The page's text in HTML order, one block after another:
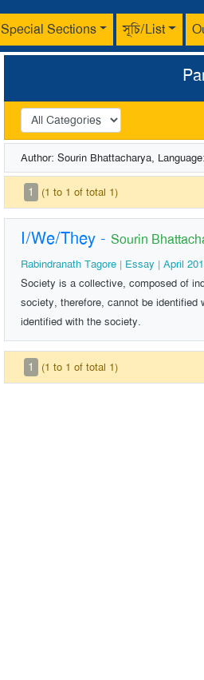
Special Sections সূচি/List
Author: Sourin Bhattacharya,
1 (1 to 1 of total 1)
I/We/They - Sourin
Rabindranath Tagore | Essay | April
Society is a collective, composed of
society, therefore, cannot be
identified with the society.
1 (1 to 1 of total 1)